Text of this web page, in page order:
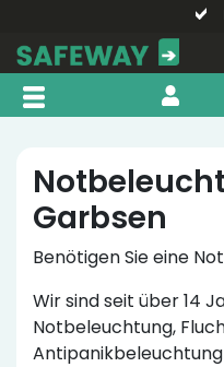
Garbsen
Benötigen Sie eine
Wir sind seit über 14
Notbeleuchtung,